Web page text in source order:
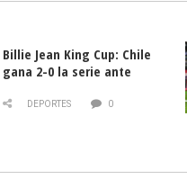
Billie Jean King Cup: Chile
gana 2-0 la serie ante
DEPORTES 0